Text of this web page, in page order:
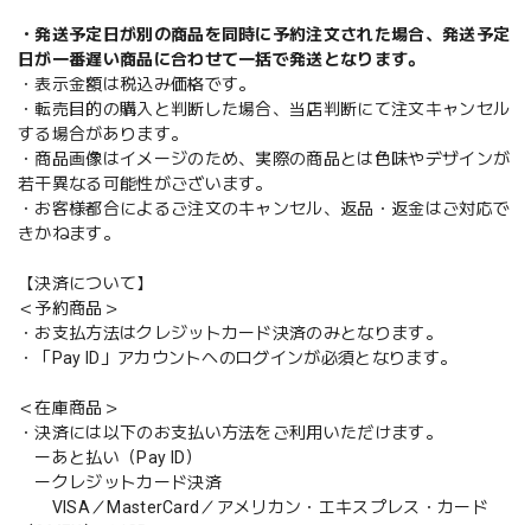
・発送予定日が別の商品を同時に予約注文された場合、発送予定
日が一番遅い商品に合わせて一括で発送となります。
・表示金額は税込み価格です。
・転売目的の購入と判断した場合、当店判断にて注文キャンセル
する場合があります。
・商品画像はイメージのため、実際の商品とは色味やデザインが
若干異なる可能性がございます。
・お客様都合によるご注文のキャンセル、返品・返金はご対応で
きかねます。
【決済について】
＜予約商品＞
・お支払方法はクレジットカード決済のみとなります。
・「Pay ID」アカウントへのログインが必須となります。
＜在庫商品＞
・決済には以下のお支払い方法をご利用いただけます。
ーあと払い（Pay ID）
ークレジットカード決済
VISA／MasterCard／アメリカン・エキスプレス・カード